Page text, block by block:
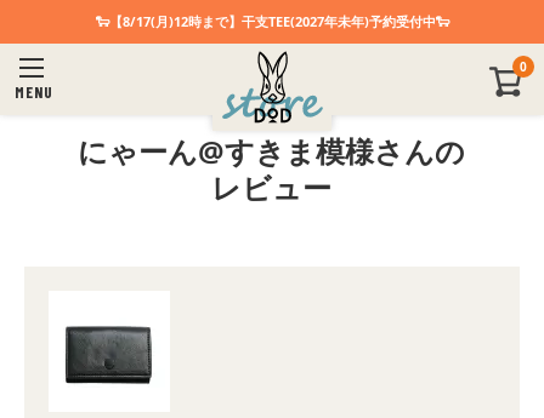
🐑【8/17(月)12時まで】干支TEE(2027年未年)予約受付中🐑
MENU
0
にゃーん@すきま模様さんの
レビュー